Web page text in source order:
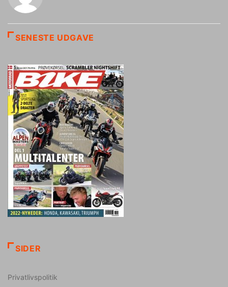
SENESTE UDGAVE
SIDER
Privatlivspolitik